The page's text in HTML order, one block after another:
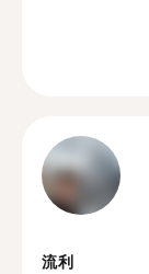
流利